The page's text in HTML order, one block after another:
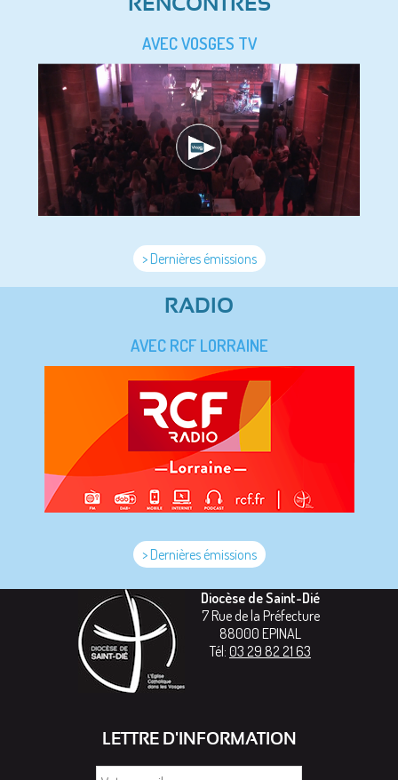
RENCONTRES
AVEC VOSGES TV
> Dernières émissions
RADIO
AVEC RCF LORRAINE
> Dernières émissions
Diocèse de Saint-Dié
7 Rue de la Préfecture
88000 EPINAL
Tél: 03 29 82 21 63
LETTRE D'INFORMATION